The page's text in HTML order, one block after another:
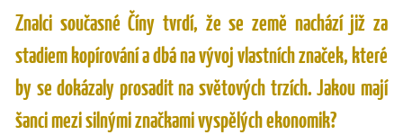
Znalci současné Číny tvrdí, že se země nachází již za
stadiem kopírování a dbá na vývoj vlastních značek, které
by se dokázaly prosadit na světových trzích. Jakou mají
šanci mezi silnými značkami vyspělých ekonomik?